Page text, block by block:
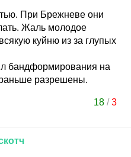
При Брежневе они
Жаль молодое
куйню из за глупых
бандформирования на
разрешены.
18 /3